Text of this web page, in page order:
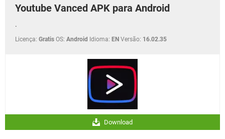
Youtube Vanced APK para Android
.
Licença: Gratis OS: Android Idioma: EN Versão: 16.02.35
Download